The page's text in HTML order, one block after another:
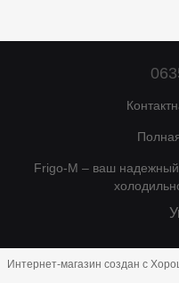
Frigo-M – ваш
Интернет-магазин создан с